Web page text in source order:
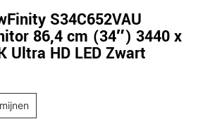
S34C652VAU
86,4 cm (34″) 3440 x
Ultra HD LED Zwart